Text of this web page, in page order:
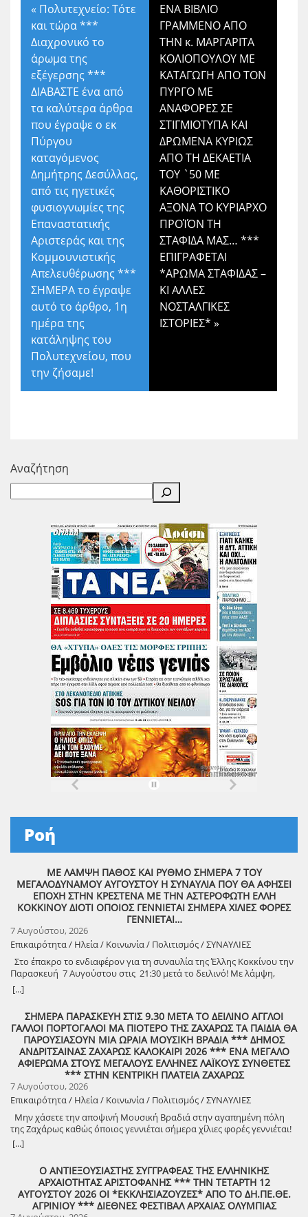
« Πολυτεχνείο: Τότε
και τώρα ***
Διαχρονικό το
άρωμα της
εξέγερσης ***
ΔΙΑΒΑΣΤΕ ένα από
τα καλύτερα άρθρα
που έγραψε ο εκ
Πύργου
καταγόμενος
Δημήτρης Δεσύλλας,
από τις ηγετικές
φυσιογνωμίες της
Επαναστατικής
Αριστεράς και της
Κομμουνιστικής
Απελευθέρωσης ***
ΣΗΜΕΡΑ το έγραψε
αυτό το άρθρο, 1η
ημέρα της
κατάληψης του
Πολυτεχνείου, που
την ζήσαμε!
ΕΝΑ ΒΙΒΛΙΟ
ΓΡΑΜΜΕΝΟ ΑΠΟ
ΤΗΝ κ. ΜΑΡΓΑΡΙΤΑ
ΚΟΛΙΟΠΟΥΛΟΥ ΜΕ
ΚΑΤΑΓΩΓΗ ΑΠΟ ΤΟΝ
ΠΥΡΓΟ ΜΕ
ΑΝΑΦΟΡΕΣ ΣΕ
ΣΤΙΓΜΙΟΤΥΠΑ ΚΑΙ
ΔΡΩΜΕΝΑ ΚΥΡΙΩΣ
ΑΠΟ ΤΗ ΔΕΚΑΕΤΙΑ
ΤΟΥ `50 ΜΕ
ΚΑΘΟΡΙΣΤΙΚΟ
ΑΞΟΝΑ ΤΟ ΚΥΡΙΑΡΧΟ
ΠΡΟΊΌΝ ΤΗ
ΣΤΑΦΙΔΑ ΜΑΣ… ***
ΕΠΙΓΡΑΦΕΤΑΙ
*ΑΡΩΜΑ ΣΤΑΦΙΔΑΣ –
ΚΙ ΑΛΛΕΣ
ΝΟΣΤΑΛΓΙΚΕΣ
ΙΣΤΟΡΙΕΣ* »
Αναζήτηση
Ροή
ΜΕ ΛΑΜΨΗ ΠΑΘΟΣ ΚΑΙ ΡΥΘΜΟ ΣΗΜΕΡΑ 7 ΤΟΥ
ΜΕΓΑΛΟΔΥΝΑΜΟΥ ΑΥΓΟΥΣΤΟΥ Η ΣΥΝΑΥΛΙΑ ΠΟΥ ΘΑ ΑΦΗΣΕΙ
ΕΠΟΧΗ ΣΤΗΝ ΚΡΕΣΤΕΝΑ ΜΕ ΤΗΝ ΑΣΤΕΡΟΦΩΤΗ ΕΛΛΗ
ΚΟΚΚΙΝΟΥ ΔΙΟΤΙ ΟΠΟΙΟΣ ΓΕΝΝΙΕΤΑΙ ΣΗΜΕΡΑ ΧΙΛΙΕΣ ΦΟΡΕΣ
ΓΕΝΝΙΕΤΑΙ…
7 Αυγούστου, 2026
Επικαιρότητα / Ηλεία / Κοινωνία / Πολιτισμός / ΣΥΝΑΥΛΙΕΣ
Στο έπακρο το ενδιαφέρον για τη συναυλία της Έλλης Κοκκίνου την
Παρασκευή 7 Αυγούστου στις 21:30 μετά το δειλινό! Με λάμψη,
πάθος και ρυθμό! Στο χώρο Γιορτής Σταφίδας Κρεστένων με
διοργανωτή το Δήμο Ανδρίτσαινας-Κρεστένων Στο κατακόρυφο
για τη δωρεάν συναυλία της δημοφιλούς ερμηνεύτριας Έλλης
Κοκκίνου, την Παρασκευή 7 Αυγούστου 2026 και ώρα 21:30, στο
χώρο της Γιορτής Σταφίδας Κρεστένων. Πρόκειται για μια ακόμη
σημαντική εκδήλωση που προσφέρει στους πολίτες ο Δήμος
Ανδρίτσαινας-Κρεστένων, με κορυφαία πρόσωπα της Ελληνικής
μουσικής σκηνής, με σκοπό την αυθεντική διασκέδαση σε μια
ιδιαίτερα δύσκολη περίοδο για την οικονομία στη χώρα μας. Ήδη
μεγάλος αριθμός κατοίκων, ετεροδημοτών αλλά και επισκεπτών
έχουν εκδηλώσει έντονο ενδιαφέρον προκειμένου να
παρακολουθήσουν τη συναυλία της Έλλης Κοκκίνου, η οποία και
αυτό το καλοκαίρι συνεχίζει τη μεγάλη της περιοδεία και τη σταθερή
σχέση αγάπης και επικοινωνίας με το κοινό, που την ακολουθεί πιστά
στις πιο δυνατές μουσικές βραδιές του καλοκαιριού,
παρουσιάζοντας ένα εντυπωσιακό live πρόγραμμα υψηλής ενέργειας
και αισθητικής, γεμάτο πάθος, ρυθμό, συναίσθημα και γνήσια
διασκέδαση. Με τις μεγάλες και διαχρονικές επιτυχίες της που
[...]
ΣΗΜΕΡΑ ΠΑΡΑΣΚΕΥΗ ΣΤΙΣ 9.30 ΜΕΤΑ ΤΟ ΔΕΙΛΙΝΟ ΑΓΓΛΟΙ
ΓΑΛΛΟΙ ΠΟΡΤΟΓΑΛΟΙ ΜΑ ΠΙΟΤΕΡΟ ΤΗΣ ΖΑΧΑΡΩΣ ΤΑ ΠΑΙΔΙΑ ΘΑ
ΠΑΡΟΥΣΙΑΣΟΥΝ ΜΙΑ ΩΡΑΙΑ ΜΟΥΣΙΚΗ ΒΡΑΔΙΑ *** ΔΗΜΟΣ
ΑΝΔΡΙΤΣΑΙΝΑΣ ΖΑΧΑΡΩΣ ΚΑΛΟΚΑΙΡΙ 2026 *** ΕΝΑ ΜΕΓΑΛΟ
ΑΦΙΕΡΩΜΑ ΣΤΟΥΣ ΜΕΓΑΛΟΥΣ ΕΛΛΗΝΕΣ ΛΑΪΚΟΥΣ ΣΥΝΘΕΤΕΣ
*** ΣΤΗΝ ΚΕΝΤΡΙΚΗ ΠΛΑΤΕΙΑ ΖΑΧΑΡΩΣ
7 Αυγούστου, 2026
Επικαιρότητα / Ηλεία / Κοινωνία / Πολιτισμός / ΣΥΝΑΥΛΙΕΣ
Μην χάσετε την αποψινή Μουσική Βραδιά στην αγαπημένη πόλη
της Ζαχάρως καθώς όποιος γεννιέται σήμερα χίλιες φορές γεννιέται!
[...]
Ο ΑΝΤΙΕΞΟΥΣΙΑΣΤΗΣ ΣΥΓΓΡΑΦΕΑΣ ΤΗΣ ΕΛΛΗΝΙΚΗΣ
ΑΡΧΑΙΟΤΗΤΑΣ ΑΡΙΣΤΟΦΑΝΗΣ *** ΤΗΝ ΤΕΤΑΡΤΗ 12
ΑΥΓΟΥΣΤΟΥ 2026 ΟΙ *ΕΚΚΛΗΣΙΑΖΟΥΖΕΣ* ΑΠΟ ΤΟ ΔΗ.ΠΕ.ΘΕ.
ΑΓΡΙΝΙΟΥ *** ΔΙΕΘΝΕΣ ΦΕΣΤΙΒΑΛ ΑΡΧΑΙΑΣ ΟΛΥΜΠΙΑΣ